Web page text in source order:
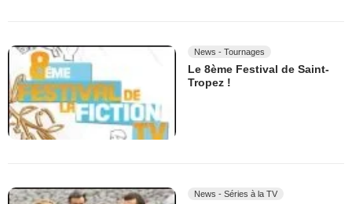
News - Tournages
Le 8ème Festival de Saint-
Tropez !
News - Séries à la TV